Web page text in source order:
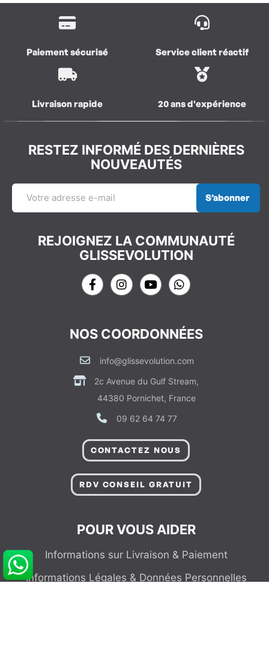
Paiement sécurisé Service client réactif
Livraison rapide 20 ans d'expérience
RESTEZ INFORMÉ DES DERNIÈRES
NOUVEAUTÉS
S’abonner
REJOIGNEZ LA COMMUNAUTÉ
GLISSEVOLUTION
NOS COORDONNÉES
info@glissevolution.com
2c Avenue du Gulf Stream,
44380 Pornichet, France
09 62 64 74 77
CONTACTEZ NOUS
RDV CONSEIL GRATUIT
POUR VOUS AIDER
Informations sur Livraison & Paiement
Informations Légales & Données Personnelles